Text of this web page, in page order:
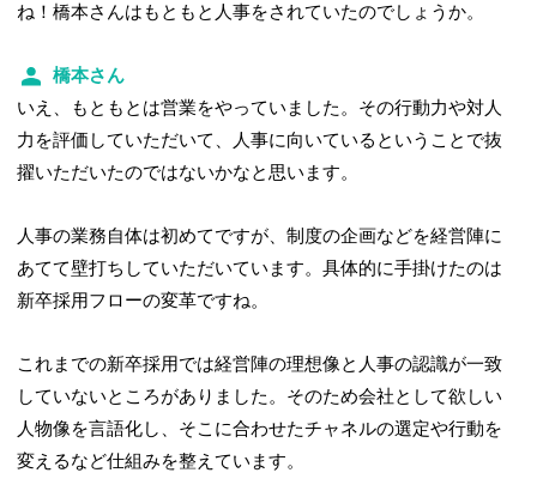
ね！橋本さんはもともと人事をされていたのでしょうか。
橋本さん
いえ、もともとは営業をやっていました。その行動力や対人
力を評価していただいて、人事に向いているということで抜
擢いただいたのではないかなと思います。
人事の業務自体は初めてですが、制度の企画などを経営陣に
あてて壁打ちしていただいています。具体的に手掛けたのは
新卒採用フローの変革ですね。
これまでの新卒採用では経営陣の理想像と人事の認識が一致
していないところがありました。そのため会社として欲しい
人物像を言語化し、そこに合わせたチャネルの選定や行動を
変えるなど仕組みを整えています。